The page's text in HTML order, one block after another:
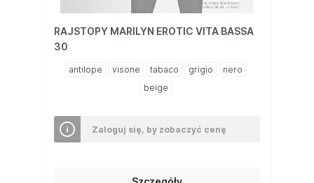
RAJSTOPY MARILYN EROTIC VITA BASSA
30
antilope visone tabaco grigio
nero
beige
Zaloguj się, by zobaczyć cenę